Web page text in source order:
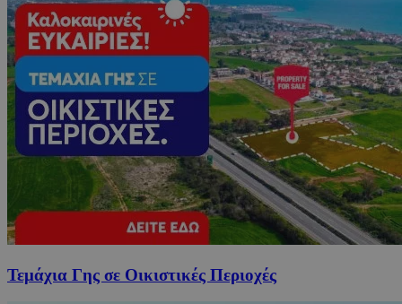
Τεμάχια Γης σε Οικιστικές Περιοχές